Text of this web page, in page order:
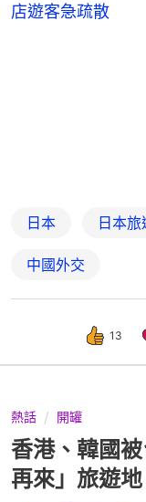
店遊客急疏散
日本 日本旅
中國外交
13
熱話 開罐
香港、韓國
再來」旅遊